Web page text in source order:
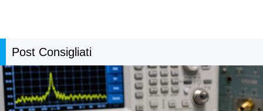
Post Consigliati